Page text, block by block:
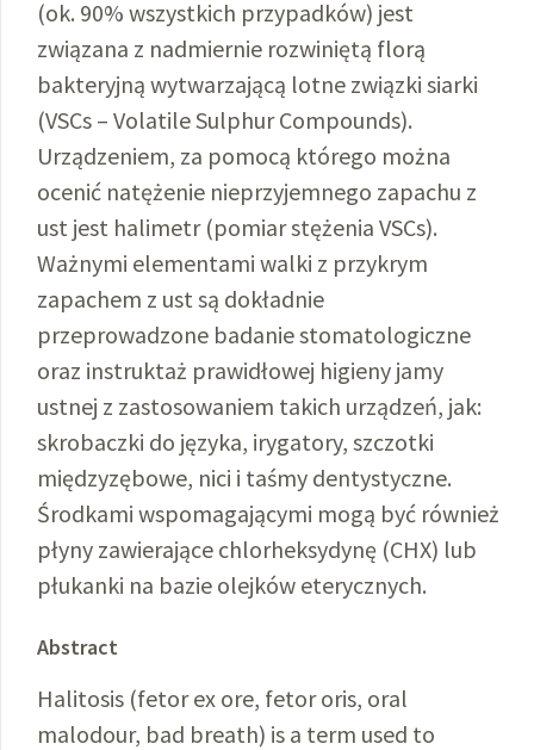
(ok. 90% wszystkich przypadków) jest
związana z nadmiernie rozwiniętą florą
bakteryjną wytwarzającą lotne związki siarki
(VSCs – Volatile Sulphur Compounds).
Urządzeniem, za pomocą którego można
ocenić natężenie nieprzyjemnego zapachu z
ust jest halimetr (pomiar stężenia VSCs).
Ważnymi elementami walki z przykrym
zapachem z ust są dokładnie
przeprowadzone badanie stomatologiczne
oraz instruktaż prawidłowej higieny jamy
ustnej z zastosowaniem takich urządzeń, jak:
skrobaczki do języka, irygatory, szczotki
międzyzębowe, nici i taśmy dentystyczne.
Środkami wspomagającymi mogą być również
płyny zawierające chlorheksydynę (CHX) lub
płukanki na bazie olejków eterycznych.
Abstract
Halitosis (fetor ex ore, fetor oris, oral
malodour, bad breath) is a term used to